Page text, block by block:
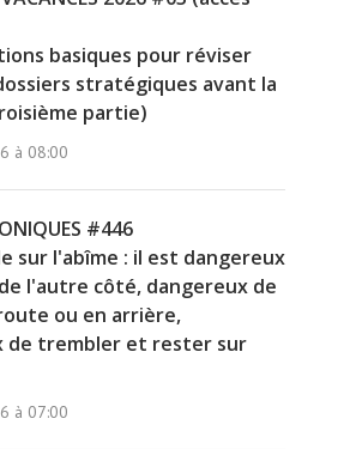
basiques pour réviser
stratégiques avant la
partie)
à 08:00
#446
sur l'abîme : il est dangereux
l'autre côté, dangereux de
ou en arrière,
de trembler et rester sur
à 07:00